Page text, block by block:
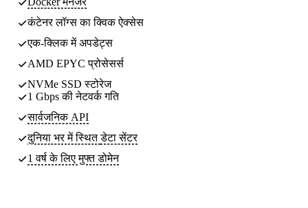
कंटेनर लॉग्स का क्विक ऐक्सेस
एक-क्लिक में अपडेट्स
AMD EPYC प्रोसेसर्स
NVMe SSD स्टोरेज
1 Gbps की नेटवर्क गति
सार्वजनिक API
दुनिया भर में स्थितडेटा सेंटर
1 वर्ष के लिए मुफ्त डोमेन